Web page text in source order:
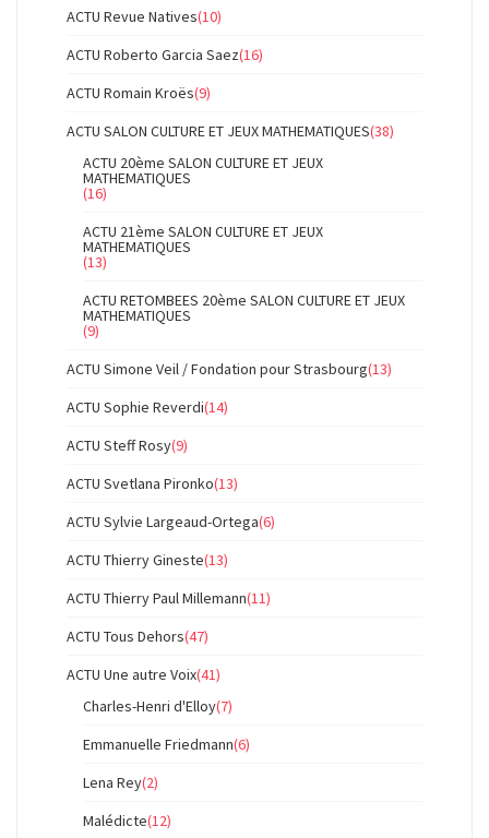
ACTU Revue Natives(10)
ACTU Roberto Garcia Saez(16)
ACTU Romain Kroës(9)
ACTU SALON CULTURE ET JEUX MATHEMATIQUES(38)
ACTU 20ème SALON CULTURE ET JEUX
MATHEMATIQUES
(16)
ACTU 21ème SALON CULTURE ET JEUX
MATHEMATIQUES
(13)
ACTU RETOMBEES 20ème SALON CULTURE ET JEUX
MATHEMATIQUES
(9)
ACTU Simone Veil / Fondation pour Strasbourg(13)
ACTU Sophie Reverdi(14)
ACTU Steff Rosy(9)
ACTU Svetlana Pironko(13)
ACTU Sylvie Largeaud-Ortega(6)
ACTU Thierry Gineste(13)
ACTU Thierry Paul Millemann(11)
ACTU Tous Dehors(47)
ACTU Une autre Voix(41)
Charles-Henri d'Elloy(7)
Emmanuelle Friedmann(6)
Lena Rey(2)
Malédicte(12)